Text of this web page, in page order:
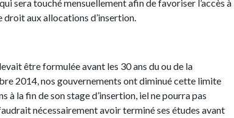
sera touché mensuellement afin de favoriser l’accès à
droit aux allocations d’insertion.
être formulée avant les 30 ans du ou de la
2014, nos gouvernements ont diminué cette limite
à la fin de son stage d’insertion, iel ne pourra pas
nécessairement avoir terminé ses études avant